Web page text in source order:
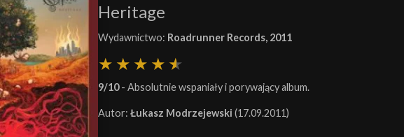
Heritage
Wydawnictwo: Roadrunner Records, 2011
9/10- Absolutnie wspaniały i porywający album.
Autor: Łukasz Modrzejewski (17.09.2011)